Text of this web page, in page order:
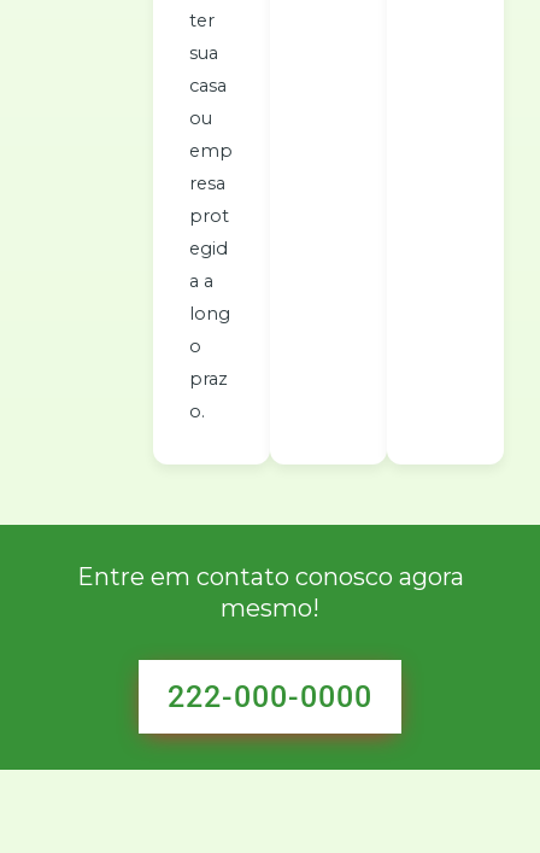
ter
sua
casa
ou
emp
resa
prot
egid
a a
long
o
praz
o.
Entre em contato conosco agora
mesmo!
222-000-0000